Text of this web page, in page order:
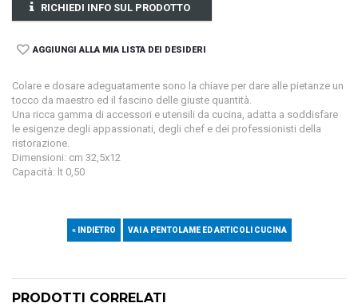
RICHIEDI INFO SUL PRODOTTO
AGGIUNGI ALLA MIA LISTA DEI DESIDERI
Colare e dosare adeguatamente sono la chiave per dare alle pietanze un
tocco da maestro ed il fascino delle giuste quantità.
Una ricca gamma di accessori e utensili da cucina, adatta a soddisfare
le esigenze degli appassionati, degli chef e dei professionisti della
ristorazione.
Dimensioni: cm 32,5x12
Capacità: lt 0,50
« INDIETRO VAI A PENTOLAME ED ARTICOLI CUCINA
PRODOTTI CORRELATI